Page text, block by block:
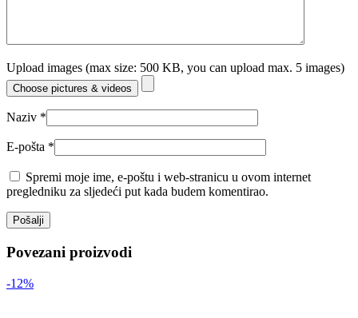
Upload images (max size: 500 KB, you can upload max. 5 images)
Choose pictures & videos
Naziv *
E-pošta *
Spremi moje ime, e-poštu i web-stranicu u ovom internet
pregledniku za sljedeći put kada budem komentirao.
Povezani proizvodi
-12%